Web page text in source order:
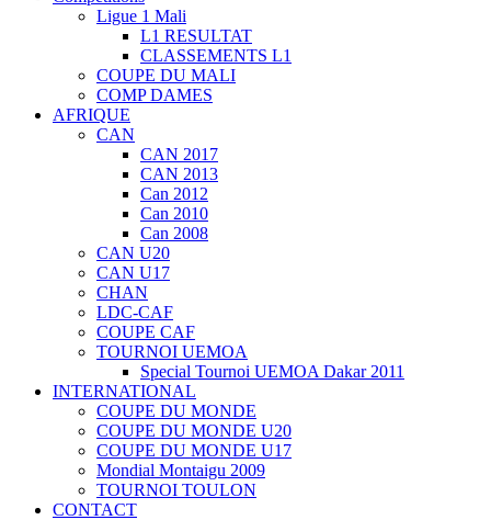
Ligue 1 Mali
L1 RESULTAT
CLASSEMENTS L1
COUPE DU MALI
COMP DAMES
AFRIQUE
CAN
CAN 2017
CAN 2013
Can 2012
Can 2010
Can 2008
CAN U20
CAN U17
CHAN
LDC-CAF
COUPE CAF
TOURNOI UEMOA
Special Tournoi UEMOA Dakar 2011
INTERNATIONAL
COUPE DU MONDE
COUPE DU MONDE U20
COUPE DU MONDE U17
Mondial Montaigu 2009
TOURNOI TOULON
CONTACT